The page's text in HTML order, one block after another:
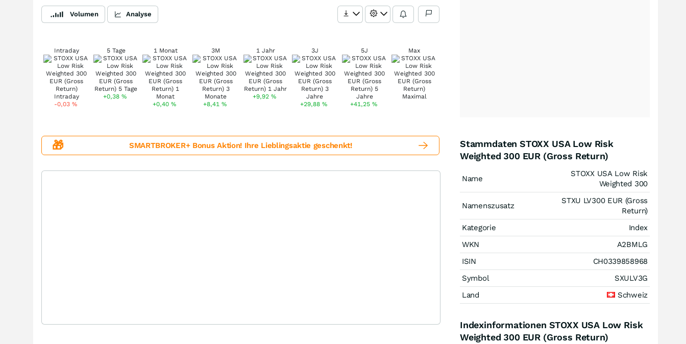
Volumen Analyse
Intraday
-0,03 %
5 Tage
+0,38%
1 Monat
+0,40%
3M
+8,41 %
1 Jahr
+9,92%
3J
+29,88%
5J
+41,25 %
Max
🎁 SMARTBROKER+ Bonus Aktion! Ihre Lieblingsaktie geschenkt!
Stammdaten STOXX USA Low Risk
Weighted 300 EUR (Gross Return)
Name
STOXX USA Low Risk
Weighted 300
Namenszusatz
STXU LV300 EUR (Gross
Return)
Kategorie
Index
WKN
A2BMLG
ISIN
CH0339858968
Symbol
SXULV3G
Land
Schweiz
Indexinformationen STOXX USA Low Risk
Weighted 300 EUR (Gross Return)